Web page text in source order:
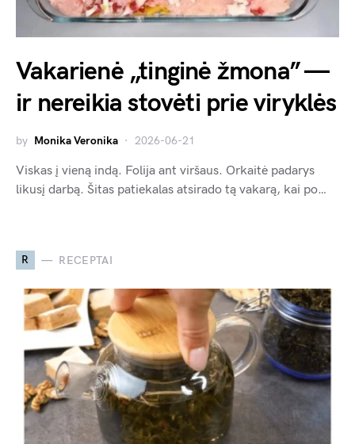
Vakarienė „tinginė žmona” —
ir nereikia stovėti prie viryklės
by Monika Veronika 2026-06-21
Viskas į vieną indą. Folija ant viršaus. Orkaitė padarys
likusį darbą. Šitas patiekalas atsirado tą vakarą, kai po…
R RECEPTAI